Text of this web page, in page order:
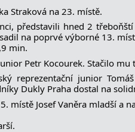
Straková na 23. místě.
představili hned 2
na poprvé výborné 13.
min.
Petr Kocourek. Stačilo mu
reprezentační junior Tomáš
Dukly Praha dostal na
místě Josef Vaněra mladší a